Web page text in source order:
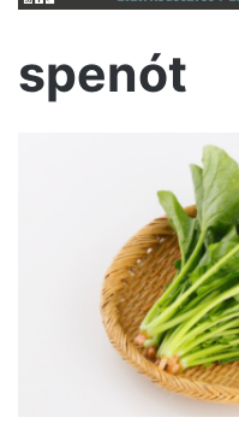
spenót